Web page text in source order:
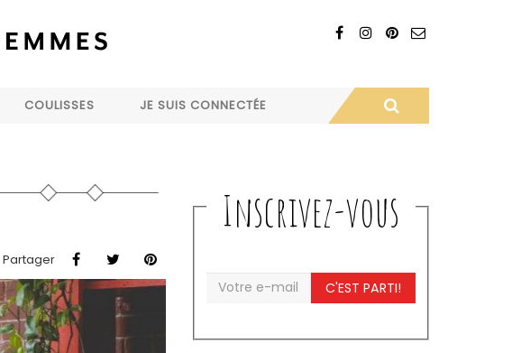
COULISSES JE SUIS CONNECTÉE
Partager
Inscrivez-vous
C'EST PARTI!